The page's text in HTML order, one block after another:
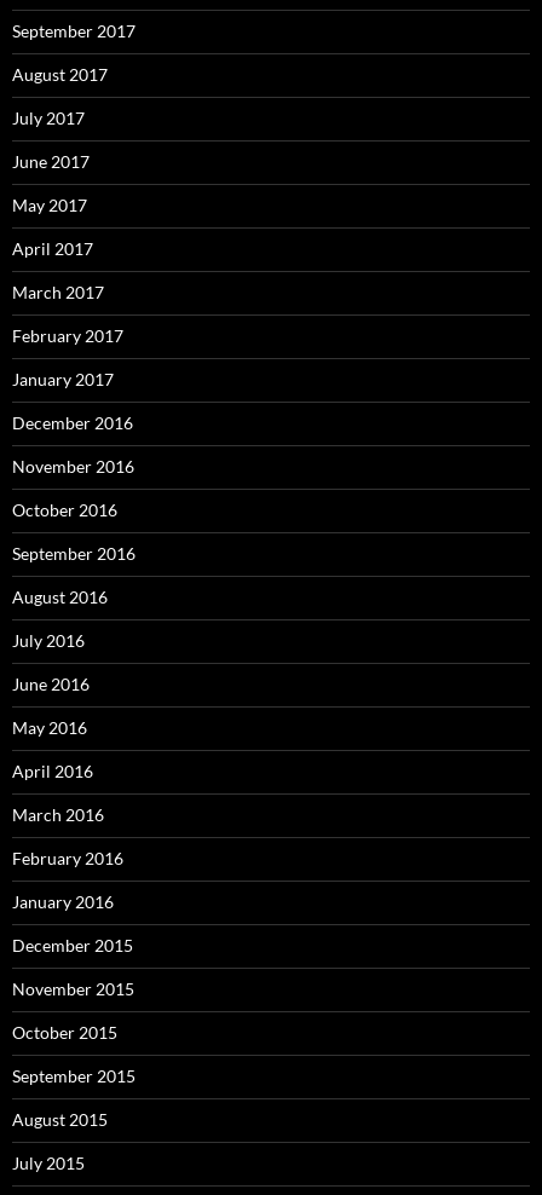
September 2017
August 2017
July 2017
June 2017
May 2017
April 2017
March 2017
February 2017
January 2017
December 2016
November 2016
October 2016
September 2016
August 2016
July 2016
June 2016
May 2016
April 2016
March 2016
February 2016
January 2016
December 2015
November 2015
October 2015
September 2015
August 2015
July 2015